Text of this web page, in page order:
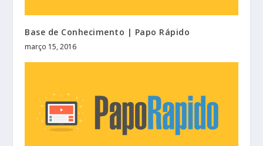
Base de Conhecimento | Papo Rápido
março 15, 2016